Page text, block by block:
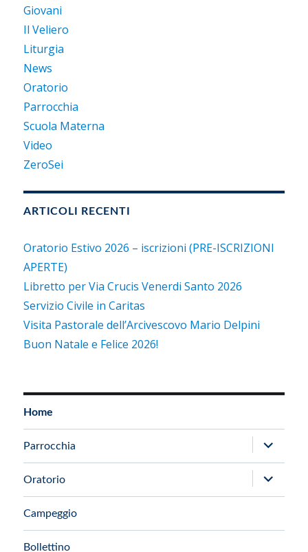
Giovani
Il Veliero
Liturgia
News
Oratorio
Parrocchia
Scuola Materna
Video
ZeroSei
ARTICOLI RECENTI
Oratorio Estivo 2026 – iscrizioni (PRE-ISCRIZIONI
APERTE)
Libretto per Via Crucis Venerdi Santo 2026
Servizio Civile in Caritas
Visita Pastorale dell’Arcivescovo Mario Delpini
Buon Natale e Felice 2026!
Home
Parrocchia
apri
i
menu
Oratorio
apri
i
Campeggio
Bollettino